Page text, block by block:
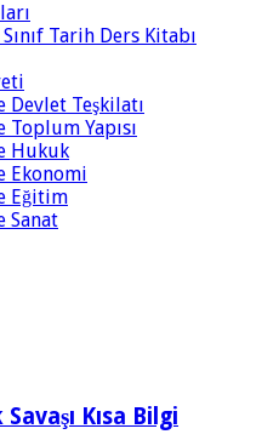
Tarih Ders Kitabı
Devlet Teşkilatı
Yapısı
Hukuk
Ekonomi
Eğitim
Sanat
Kısa Bilgi